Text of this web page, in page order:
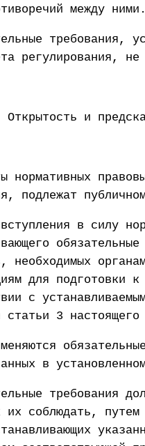
между
требования,
регулирования,
и
нормативных
подлежат
в силу
необходимых
для подготовки
с
статьи 3
в
требования
их соблюдать, путем